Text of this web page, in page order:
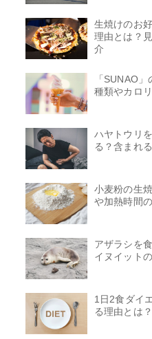
生焼けのお
理由とは？
介
「SUNAO
種類やカロ
ハヤトウリ
る？含まれ
小麦粉の生
や加熱時間
アザラシを
イヌイット
1日2食ダイ
る理由とは